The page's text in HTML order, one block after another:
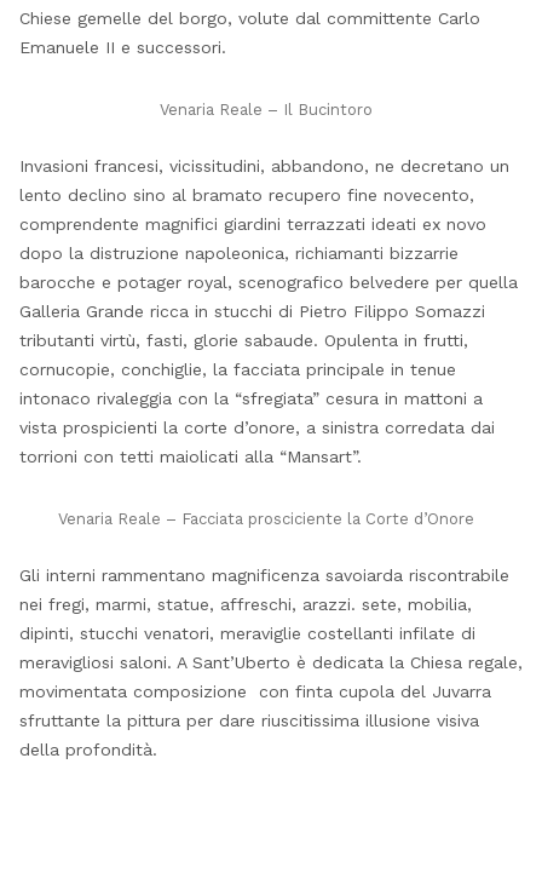
Chiese gemelle del borgo, volute dal committente Carlo
Emanuele II e successori.
Venaria Reale – Il Bucintoro
Invasioni francesi, vicissitudini, abbandono, ne decretano un
lento declino sino al bramato recupero fine novecento,
comprendente magnifici giardini terrazzati ideati ex novo
dopo la distruzione napoleonica, richiamanti bizzarrie
barocche e potager royal, scenografico belvedere per quella
Galleria Grande ricca in stucchi di Pietro Filippo Somazzi
tributanti virtù, fasti, glorie sabaude. Opulenta in frutti,
cornucopie, conchiglie, la facciata principale in tenue
intonaco rivaleggia con la “sfregiata” cesura in mattoni a
vista prospicienti la corte d’onore, a sinistra corredata dai
torrioni con tetti maiolicati alla “Mansart”.
Venaria Reale – Facciata prosciciente la Corte d’Onore
Gli interni rammentano magnificenza savoiarda riscontrabile
nei fregi, marmi, statue, affreschi, arazzi. sete, mobilia,
dipinti, stucchi venatori, meraviglie costellanti infilate di
meravigliosi saloni. A Sant’Uberto è dedicata la Chiesa regale,
movimentata composizione con finta cupola del Juvarra
sfruttante la pittura per dare riuscitissima illusione visiva
della profondità.